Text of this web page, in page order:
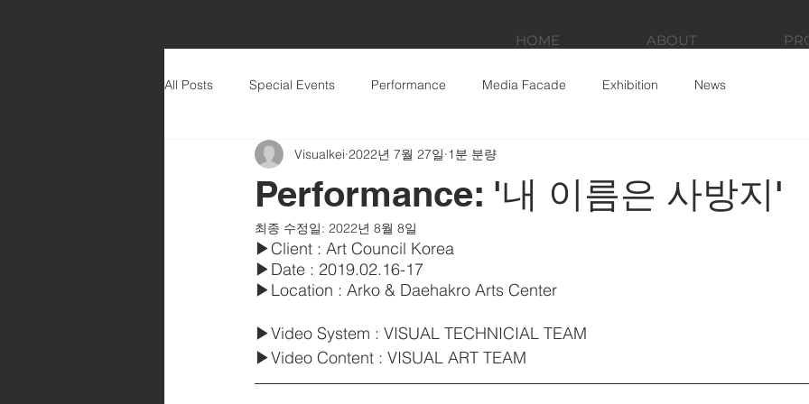
HOME ABOUT
All Posts Special Events Performance Media Facade Exhibition News
Performance: '내 이름은 사방지'
Visualkei 2022년 7월 27일 1분 분량
최종 수정일: 2022년 8월 8일
▶Client : Art Council Korea
▶Date : 2019.02.16-17
▶Location : Arko & Daehakro Arts Center
▶Video System : VISUAL TECHNICIAL TEAM
▶Video Content : VISUAL ART TEAM